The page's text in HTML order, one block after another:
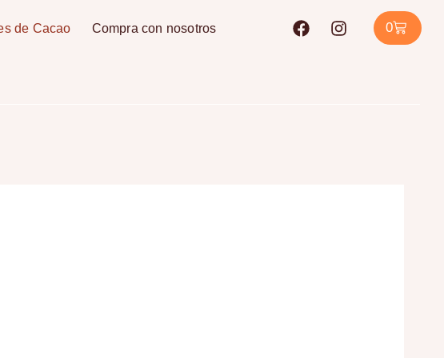
de Cacao Compra con nosotros 0